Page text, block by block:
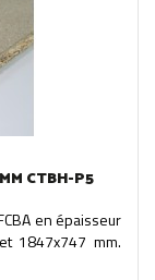
CTBH-P5
en épaisseur
1847x747 mm.